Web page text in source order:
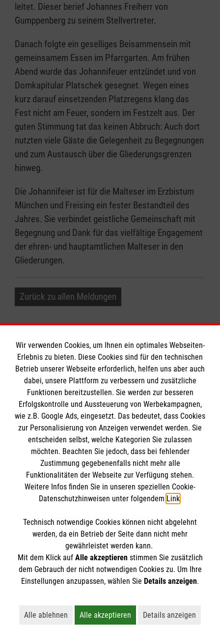
leitet. Dieser berief Johannes Freiherr von
Gumppenberg zu seinem Stellvertreter.
Danach folgte ein geselliges Beisammensein mit
gemeinsamem Essen im Pfarrgarten. Am frühen
Abend wurde das Johannifeuer entzündet und von
Domkapitular Platschek gesegnet. Wegen eines
kurz darauf einsetzenden Platzregens klang das
Fest nicht am Feuer, sondern im Festzelt aus. Der
guten Stimmung tat das keinen Abbruch: Auch dort
nutzten viele Gäste die Gelegenheit zu Begegnungen
und zum Austausch über die Gliederungsgrenzen
hinweg.
Die Johannifeier ist für die Malteser im Erzbistum
München und Freising ein fester Bestandteil des
Jahres. Sie verbindet geistliche Gemeinschaft mit
Begegnung und Dank für das vielfältige Engagement
der ehren- und hauptamtlichen Malteser in den
Gliederungen.
Zurück zu allen Meldungen
Informationen
Impressum
Datenschutz
Kontakt
Barrierefreiheit
Die Malteser
Malteser in Deutschland
Malteserorden
Sharepoint
Spendenkonto
Bank: PAX Bank für Kirche und Caritas eG
IBAN: DE65370601201201213572
BIC: GENODED1PA7
So finden Sie uns
Wildmoosstraße 30
82194 Gröbenzell
Email:malteser.groebenzell@malteser.org
Der Malteser Hilfsdienst e.V. ist als eingetragene
Gewerbesteuer befreit.
Wir verwenden Cookies, um Ihnen ein optimales Webseiten-
Erlebnis zu bieten. Diese Cookies sind für den technischen
Betrieb unserer Webseite erforderlich, helfen uns aber auch
dabei, unsere Plattform zu verbessern und zusätzliche
Funktionen bereitzustellen. Sie werden zur besseren
Erfolgskontrolle und Aussteuerung von Werbekampagnen,
wie z.B. Google Ads, eingesetzt. Das bedeutet, dass Cookies
zur Personalisierung von Anzeigen verwendet werden. Sie
entscheiden selbst, welche Kategorien Sie zulassen
möchten. Beachten Sie jedoch, dass bei fehlender
Zustimmung gegebenenfalls nicht mehr alle
Funktionalitäten der Webseite zur Verfügung stehen.
Weitere Infos finden Sie in unseren speziellen Cookie-
Datenschutzhinweisen unter folgendem Link.
Technisch notwendige Cookies können nicht abgelehnt
werden, da ein Betrieb der Seite dann nicht mehr
gewährleistet werden kann.
Mit dem Klick auf Alle akzeptierenstimmen Sie zusätzlich
dem Gebrauch der nicht notwendigen Cookies zu. Um Ihre
Einstellungen anzupassen, wählen Sie Details anzeigen.
Alle ablehnen
Lehnt alle nicht-essentiellen Cookies ab
Alle akzeptieren
Akzeptiert alle Cookies
Details anzeigen